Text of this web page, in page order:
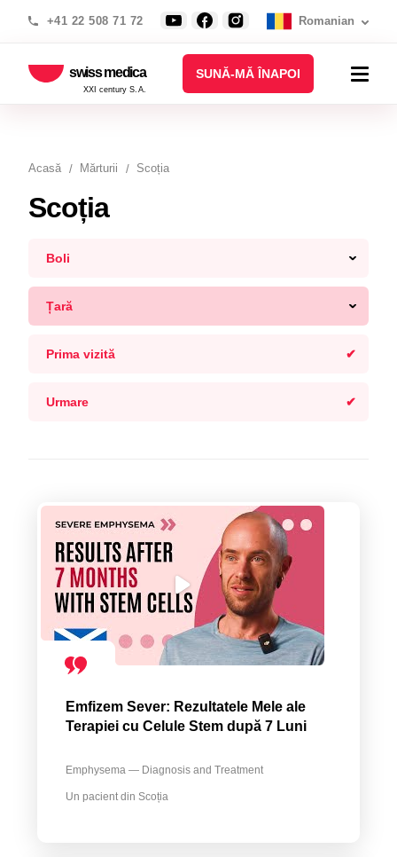
+41 22 508 71 72 Romanian
swiss medica
XXI century S.A.
SUNĂ-MĂ ÎNAPOI
Acasă Mărturii Scoția
Scoția
Boli
Țară
Prima vizită
Urmare
Emfizem Sever: Rezultatele Mele ale
Terapiei cu Celule Stem după 7 Luni
Emphysema — Diagnosis and Treatment
Un pacient din Scoția